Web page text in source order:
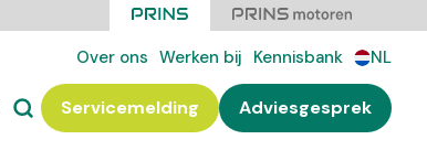
Over ons Werken bij Kennisbank NL
Servicemelding Adviesgesprek